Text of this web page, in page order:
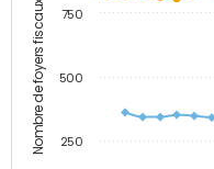
Nombre de foyers fiscaux 250
500
750